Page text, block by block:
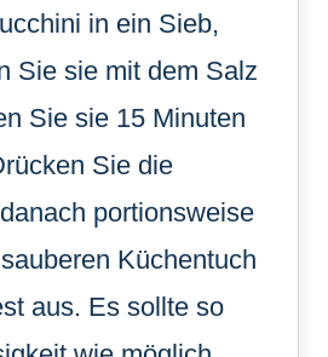
in ein Sieb,
Sie sie mit dem Salz
Sie sie 15 Minuten
Sie die
portionsweise
Küchentuch
aus. Es sollte so